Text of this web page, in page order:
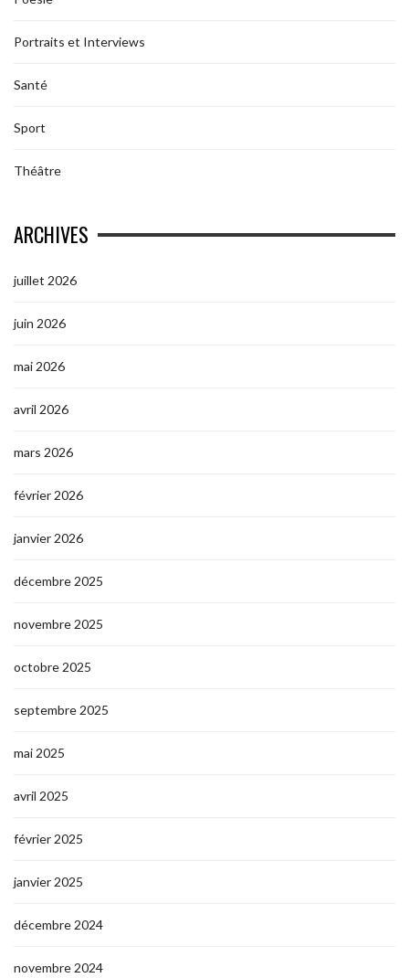
Portraits et Interviews
Santé
Sport
Théâtre
ARCHIVES
juillet 2026
juin 2026
mai 2026
avril 2026
mars 2026
février 2026
janvier 2026
décembre 2025
novembre 2025
octobre 2025
septembre 2025
mai 2025
avril 2025
février 2025
janvier 2025
décembre 2024
novembre 2024